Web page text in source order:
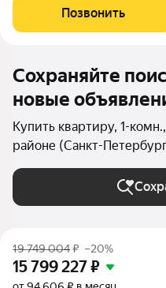
представлены различные
просторных резиденций с
Позвонить
Сохраняйте
новые
Купить квартиру, 1-
районе (Санкт-
19 749 004₽ –20%
15 799 227₽